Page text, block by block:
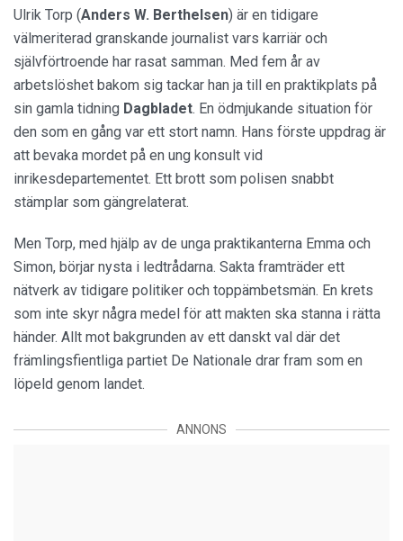
Ulrik Torp (Anders W. Berthelsen) är en tidigare
välmeriterad granskande journalist vars karriär och
självförtroende har rasat samman. Med fem år av
arbetslöshet bakom sig tackar han ja till en praktikplats på
sin gamla tidning Dagbladet. En ödmjukande situation för
den som en gång var ett stort namn. Hans förste uppdrag är
att bevaka mordet på en ung konsult vid
inrikesdepartementet. Ett brott som polisen snabbt
stämplar som gängrelaterat.
Men Torp, med hjälp av de unga praktikanterna Emma och
Simon, börjar nysta i ledtrådarna. Sakta framträder ett
nätverk av tidigare politiker och toppämbetsmän. En krets
som inte skyr några medel för att makten ska stanna i rätta
händer. Allt mot bakgrunden av ett danskt val där det
främlingsfientliga partiet De Nationale drar fram som en
löpeld genom landet.
ANNONS